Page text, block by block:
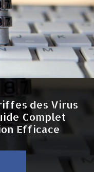
des Virus
Complet
Efficace